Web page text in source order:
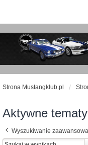
Strona Mustangklub.pl
Aktywne tematy
Wyszukiwanie